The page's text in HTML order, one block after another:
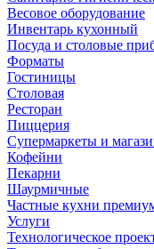
Весовое оборудование
Инвентарь кухонный
Посуда и столовые
Форматы
Гостиницы
Столовая
Ресторан
Пиццерия
Супермаркеты и
Кофейни
Пекарни
Шаурмичные
Частные кухни
Услуги
Технологическое